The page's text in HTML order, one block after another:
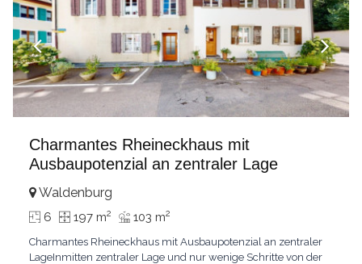
Charmantes Rheineckhaus mit
Ausbaupotenzial an zentraler Lage
Waldenburg
6 197 m2 103 m2
Charmantes Rheineckhaus mit Ausbaupotenzial an zentraler
LageInmitten zentraler Lage und nur wenige Schritte von der